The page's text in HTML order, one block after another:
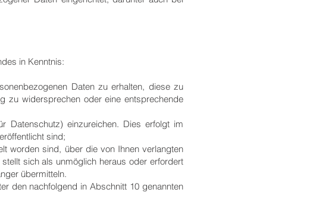
in Kenntnis:
Daten zu erhalten, diese zu
zu widersprechen oder eine entsprechende
Datenschutz) einzureichen. Dies erfolgt im
sind;
worden sind, über die von Ihnen verlangten
sich als unmöglich heraus oder erfordert
übermitteln.
den nachfolgend in Abschnitt 10 genannten